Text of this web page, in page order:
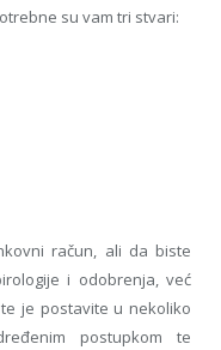
su vam tri stvari:
račun, ali da biste
i odobrenja, već
je postavite u nekoliko
postupkom te